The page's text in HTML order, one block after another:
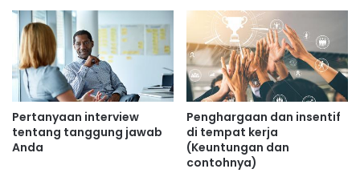
Pertanyaan interview
tentang tanggung jawab
Anda
Penghargaan dan insentif
di tempat kerja
(Keuntungan dan
contohnya)